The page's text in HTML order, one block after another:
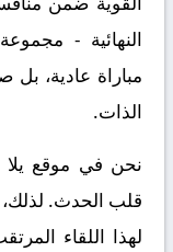
النهائية -
مباراة عادية، بل
الذات.
نحن في موقع
قلب الحدث. لذلك،
لهذا اللقاء